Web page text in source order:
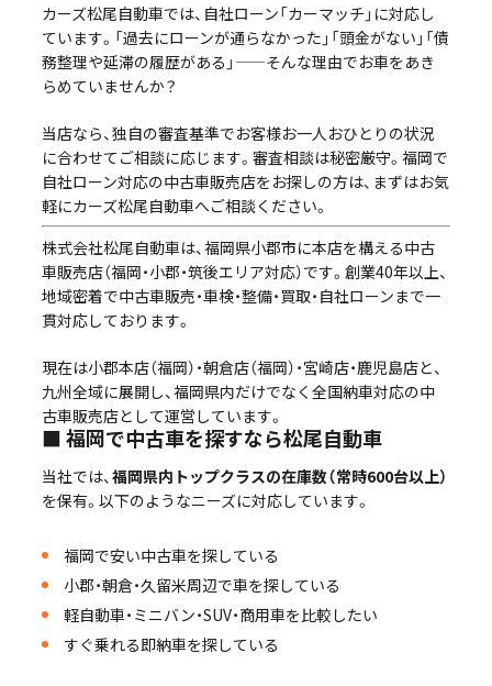
カーズ松尾自動車では、自社ローン「カーマッチ」に対応し
ています。「過去にローンが通らなかった」「頭金がない」「債
務整理や延滞の履歴がある」——そんな理由でお車をあき
らめていませんか？
当店なら、独自の審査基準でお客様お一人おひとりの状況
に合わせてご相談に応じます。審査相談は秘密厳守。福岡で
自社ローン対応の中古車販売店をお探しの方は、まずはお気
軽にカーズ松尾自動車へご相談ください。
株式会社松尾自動車は、福岡県小郡市に本店を構える中古
車販売店（福岡・小郡・筑後エリア対応）です。創業40年以上、
地域密着で中古車販売・車検・整備・買取・自社ローンまで一
貫対応しております。
現在は小郡本店（福岡）・朝倉店（福岡）・宮崎店・鹿児島店と、
九州全域に展開し、福岡県内だけでなく全国納車対応の中
古車販売店として運営しています。
■ 福岡で中古車を探すなら松尾自動車
当社では、福岡県内トップクラスの在庫数（常時600台以上）
を保有。以下のようなニーズに対応しています。
福岡で安い中古車を探している
小郡・朝倉・久留米周辺で車を探している
軽自動車・ミニバン・SUV・商用車を比較したい
すぐ乗れる即納車を探している